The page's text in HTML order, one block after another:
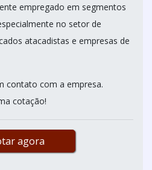
empregado em segmentos
no setor de
atacadistas e empresas de
contato com a empresa.
cotação!
agora